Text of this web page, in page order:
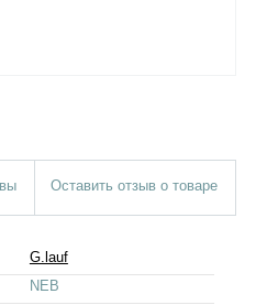
Оставить отзыв о товаре
G.lauf
NEB